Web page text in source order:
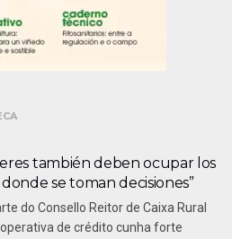
también deben ocupar los
donde se toman decisiones”
do Consello Reitor de Caixa Rural
de crédito cunha forte